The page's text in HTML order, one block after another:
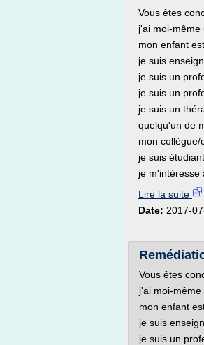
Vous êtes
j'ai moi-même
mon enfant
je suis
je suis un
je suis un
je suis un
quelqu'un de
mon collègue/
je suis étudiant
je m'intéresse
Lire la suite
Date: 2017-
Vous êtes
j'ai moi-même
mon enfant
je suis
je suis un